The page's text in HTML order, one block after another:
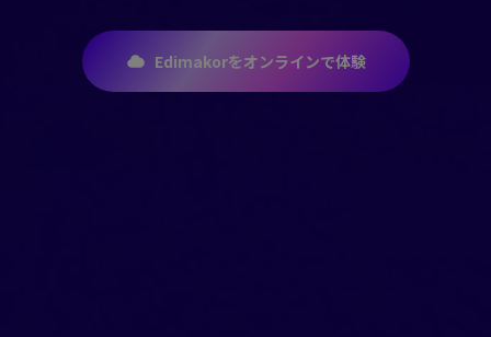
Edimakorをオンラインで体験